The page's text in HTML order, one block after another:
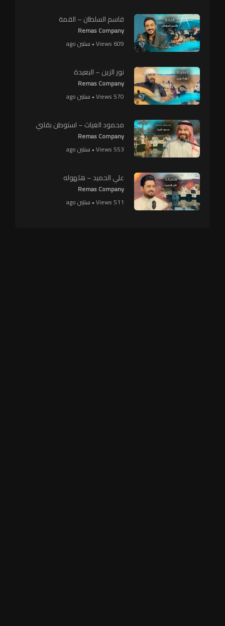
قاسم السلطان – القمة
Remas Company
609 Views • سنتين ago
نور الزين – البعيدة
Remas Company
570 Views • سنتين ago
محمود الغياث – استوطن بقلبي
Remas Company
553 Views • سنتين ago
علي الحميد – هلهوله
Remas Company
511 Views • سنتين ago